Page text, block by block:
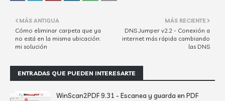
MÁS RECIENTE
DNS Jumper v2.2 - Conexión a
internet más rápida cambiando
las DNS
MÁS ANTIGUA
Cómo eliminar carpeta que ya
no está en la misma ubicación:
mi solución
ENTRADAS QUE PUEDEN INTERESARTE
WinScan2PDF 9.31 - Escanea y guarda en PDF